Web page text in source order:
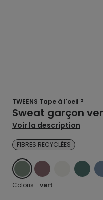
TWEENS Tape à l'oeil ®
Sweat garçon
Voir la description
FIBRES RECYCLÉES
VERTVIOLET ECRUVERT
Coloris : vert